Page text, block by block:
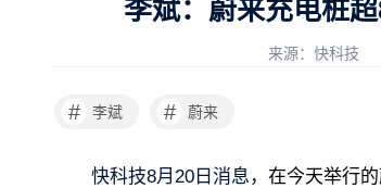
李斌：蔚来充电桩
来源：快科技
# 李斌 # 蔚来
快科技8月20日消息， 在今天举行